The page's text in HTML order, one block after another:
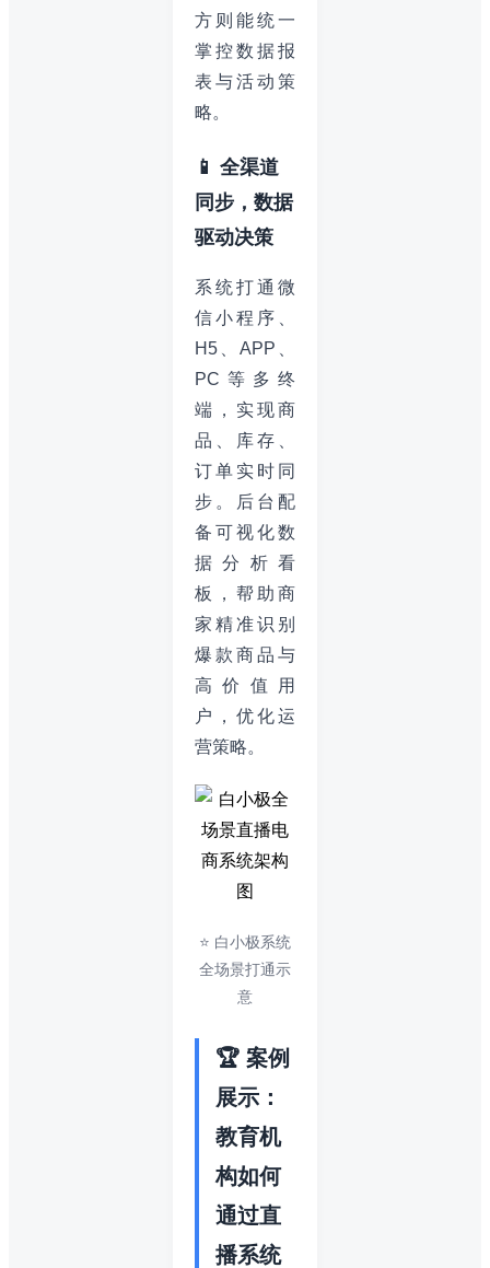
方则能统一
掌控数据报
表与活动策
略。
📱 全渠道
同步，数据
驱动决策
系统打通微
信小程序、
H5、APP、
PC等多终
端，实现商
品、库存、
订单实时同
步。后台配
备可视化数
据分析看
板，帮助商
家精准识别
爆款商品与
高价值用
户，优化运
营策略。
⭐ 白小极系统
全场景打通示
意
🏆 案例
展示：
教育机
构如何
通过直
播系统